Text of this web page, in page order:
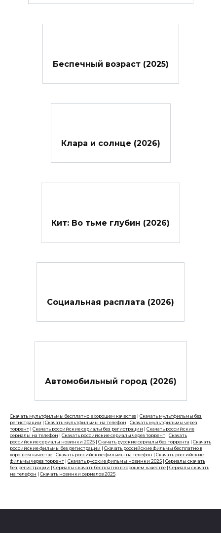
Беспечный возраст (2025)
Клара и солнце (2026)
Кит: Во тьме глубин (2026)
Социальная расплата (2026)
Автомобильный город (2026)
Скачать мультфильмы бесплатно в хорошем качестве | Скачать мультфильмы без
регистрации | Скачать мультфильмы на телефон | Скачать мультфильмы через
торрент | Скачать российские сериалы без регистрации | Скачать российские
сериалы на телефон | Скачать российские сериалы через торрент | Скачать
российские сериалы новинки 2025 | Скачать русские сериалы без торрента | Скачать
российские фильмы без регистрации | Скачать российские фильмы бесплатно в
хорошем качестве | Скачать российские фильмы на телефон | Скачать российские
фильмы через торрент | Скачать русские фильмы новинки 2025 | Сериалы скачать
без регистрации | Сериалы скачать бесплатно в хорошем качестве | Сериалы скачать
на телефон | Скачать новинки сериалов 2025